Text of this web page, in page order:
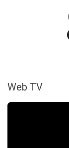
Web TV